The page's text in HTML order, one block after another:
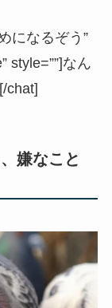
になるぞう”
style=””]なん
chat]
嫌なこと